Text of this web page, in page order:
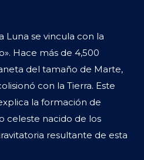
Luna se vincula con la
Hace más de 4,500
del tamaño de Marte,
con la Tierra. Este
la formación de
celeste nacido de los
resultante de esta